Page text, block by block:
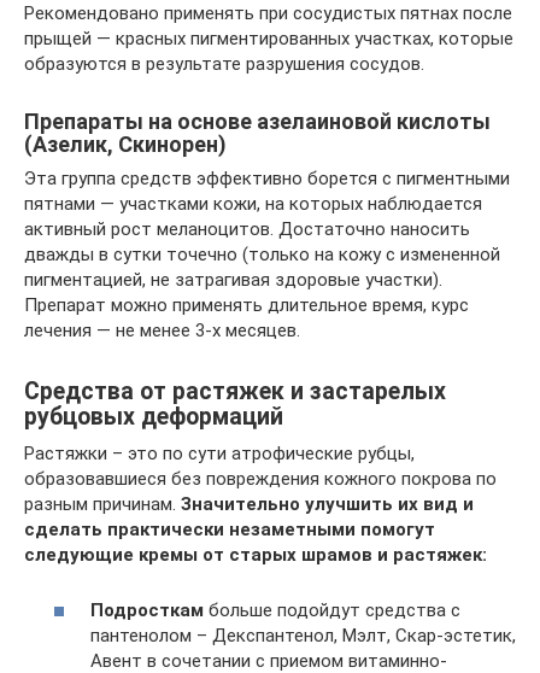
Рекомендовано применять при сосудистых пятнах после
прыщей — красных пигментированных участках, которые
образуются в результате разрушения сосудов.
Препараты на основе азелаиновой кислоты
(Азелик, Скинорен)
Эта группа средств эффективно борется с пигментными
пятнами — участками кожи, на которых наблюдается
активный рост меланоцитов. Достаточно наносить
дважды в сутки точечно (только на кожу с измененной
пигментацией, не затрагивая здоровые участки).
Препарат можно применять длительное время, курс
лечения — не менее 3-х месяцев.
Средства от растяжек и застарелых
рубцовых деформаций
Растяжки – это по сути атрофические рубцы,
образовавшиеся без повреждения кожного покрова по
разным причинам. Значительно улучшить их вид и
сделать практически незаметными помогут
следующие кремы от старых шрамов и растяжек:
Подросткам больше подойдут средства с
пантенолом – Декспантенол, Мэлт, Скар-эстетик,
Авент в сочетании с приемом витаминно-